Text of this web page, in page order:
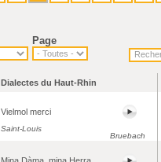
Page
Dialectes du Haut-Rhin
Vielmol merci
Saint-Louis
Bruebach